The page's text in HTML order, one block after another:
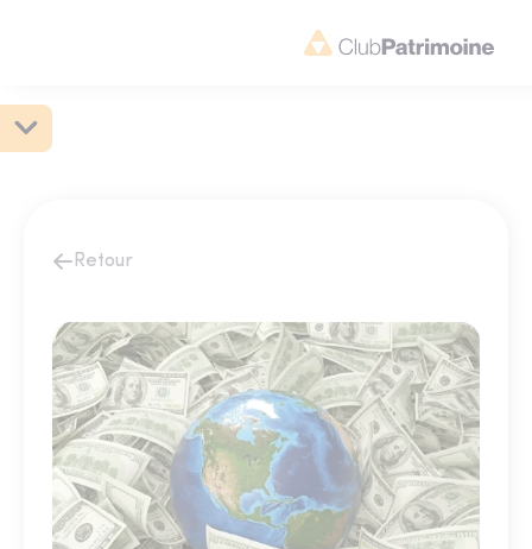
Retour